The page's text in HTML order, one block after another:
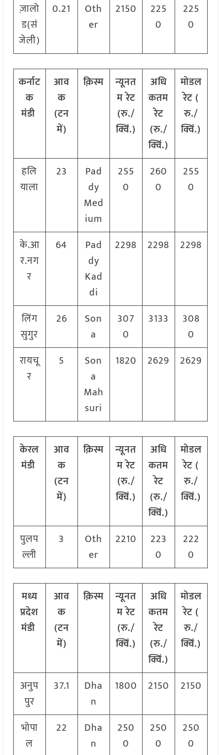
ज़ालो
ड(सं
जेली)
0.21
Oth
er
2150
225
0
225
0
कर्नाट
क
मंडी
आव
क
(टन
में)
क़िस्म
न्यूनत
म रेट
(रु./
क्विं.)
अधि
कतम
रेट
(रु./
क्विं.)
मोडल
रेट (
रु./
क्विं.)
हलि
याला
23
Pad
dy
Med
ium
255
0
260
0
255
0
के.आ
र.नग
र
64
Pad
dy
Kad
di
2298 2298 2298
लिंग
सुगुर
26
Son
a
307
0
3133
308
0
रायचू
र
5
Son
a
Mah
suri
1820 2629 2629
केरल
मंडी
आव
क
(टन
में)
क़िस्म
न्यूनत
म रेट
(रु./
क्विं.)
अधि
कतम
रेट
(रु./
क्विं.)
मोडल
रेट (
रु./
क्विं.)
पुलप
ल्ली
3
Oth
er
2210
223
0
222
0
मध्य
प्रदेश
मंडी
आव
क
(टन
में)
क़िस्म
न्यूनत
म रेट
(रु./
क्विं.)
अधि
कतम
रेट
(रु./
क्विं.)
मोडल
रेट (
रु./
क्विं.)
अनुप
पुर
37.1
Dha
n
1800 2150 2150
भोपा
ल
22
Dha
n
250
0
250
0
250
0